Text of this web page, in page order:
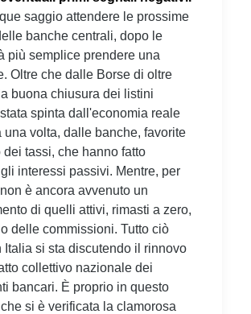
saggio attendere le prossime
banche centrali, dopo le
più semplice prendere una
Oltre che dalle Borse di oltre
buona chiusura dei listini
spinta dall'economia reale
una volta, dalle banche, favorite
tassi, che hanno fatto
interessi passivi. Mentre, per
è ancora avvenuto un
di quelli attivi, rimasti a zero,
delle commissioni. Tutto ciò
Italia si sta discutendo il rinnovo
collettivo nazionale dei
bancari. È proprio in questo
si è verificata la clamorosa